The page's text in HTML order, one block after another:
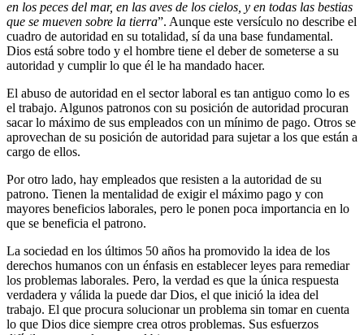
en los peces del mar, en las aves de los cielos, y en todas las bestias
que se mueven sobre la tierra”. Aunque este versículo no describe el
cuadro de autoridad en su totalidad, sí da una base fundamental.
Dios está sobre todo y el hombre tiene el deber de someterse a su
autoridad y cumplir lo que él le ha mandado hacer.
El abuso de autoridad en el sector laboral es tan antiguo como lo es
el trabajo. Algunos patronos con su posición de autoridad procuran
sacar lo máximo de sus empleados con un mínimo de pago. Otros se
aprovechan de su posición de autoridad para sujetar a los que están a
cargo de ellos.
Por otro lado, hay empleados que resisten a la autoridad de su
patrono. Tienen la mentalidad de exigir el máximo pago y con
mayores beneficios laborales, pero le ponen poca importancia en lo
que se beneficia el patrono.
La sociedad en los últimos 50 años ha promovido la idea de los
derechos humanos con un énfasis en establecer leyes para remediar
los problemas laborales. Pero, la verdad es que la única respuesta
verdadera y válida la puede dar Dios, el que inició la idea del
trabajo. El que procura solucionar un problema sin tomar en cuenta
lo que Dios dice siempre crea otros problemas. Sus esfuerzos